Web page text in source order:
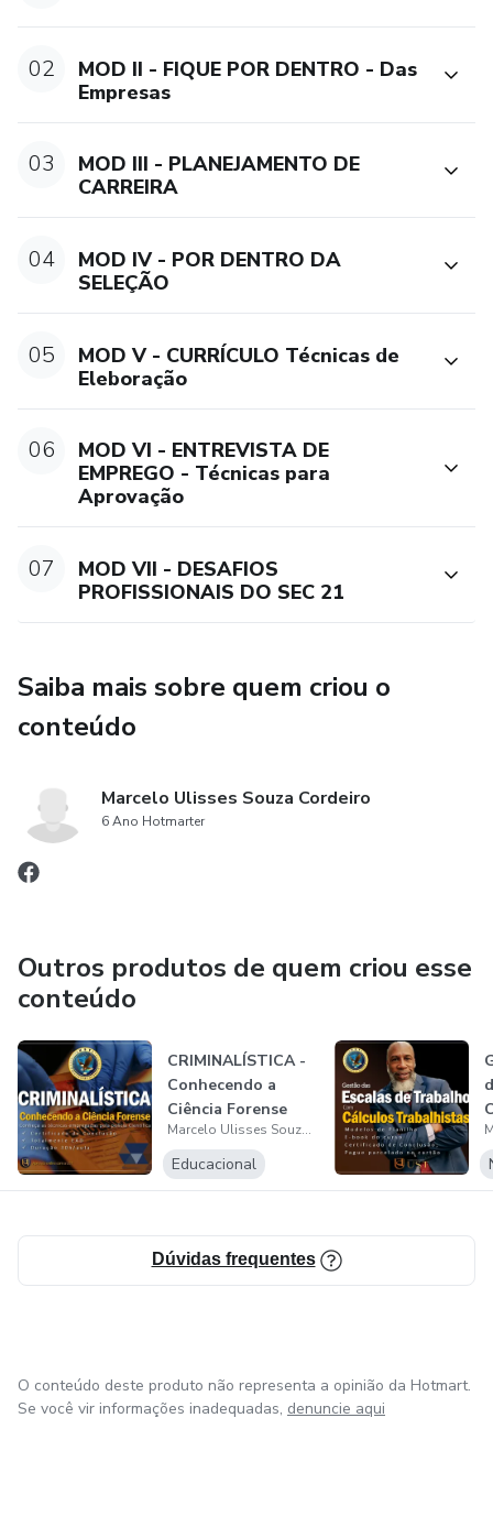
necessárias para a sua entrada no me/recolocação no
mercado de trabalho.
02
MOD II - FIQUE POR DENTRO - Das
Empresas
03
MOD III - PLANEJAMENTO DE
CARREIRA
04
MOD IV - POR DENTRO DA
SELEÇÃO
05
MOD V - CURRÍCULO Técnicas de
Eleboração
06
MOD VI - ENTREVISTA DE
EMPREGO - Técnicas para
Aprovação
07
MOD VII - DESAFIOS
PROFISSIONAIS DO SEC 21
Saiba mais sobre quem criou o
conteúdo
Marcelo Ulisses Souza Cordeiro
6 Ano Hotmarter
Outros produtos de quem criou esse
conteúdo
CRIMINALÍSTICA -
Conhecendo a
Ciência Forense
Marcelo Ulisses Souza Cordeiro
Educacional
Dúvidas frequentes
O conteúdo deste produto não representa a opinião da Hotmart.
Se você vir informações inadequadas, denuncie aqui